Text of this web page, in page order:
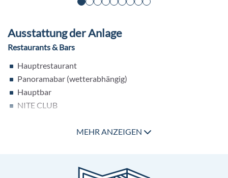
Ausstattung der Anlage
Restaurants & Bars
Hauptrestaurant
Panoramabar (wetterabhängig)
Hauptbar
NITE CLUB
MEHR ANZEIGEN